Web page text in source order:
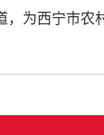
，为西宁市农